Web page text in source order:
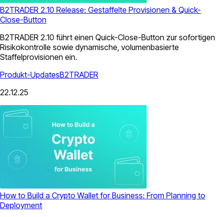
B2TRADER 2.10 Release: Gestaffelte Provisionen & Quick-
Close-Button
B2TRADER 2.10 führt einen Quick-Close-Button zur sofortigen
Risikokontrolle sowie dynamische, volumenbasierte
Staffelprovisionen ein.
Produkt-UpdatesB2TRADER
22.12.25
How to Build a Crypto Wallet for Business: From Planning to
Deployment